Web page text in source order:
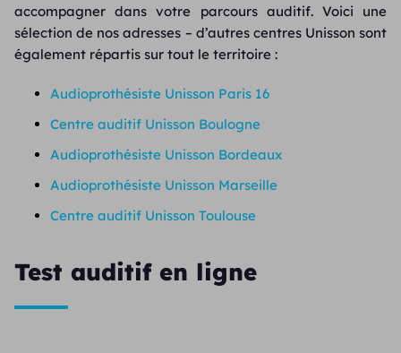
accompagner dans votre parcours auditif. Voici une
sélection de nos adresses – d’autres centres Unisson sont
également répartis sur tout le territoire :
Audioprothésiste Unisson Paris 16
Centre auditif Unisson Boulogne
Audioprothésiste Unisson Bordeaux
Audioprothésiste Unisson Marseille
Centre auditif Unisson Toulouse
Test auditif en ligne